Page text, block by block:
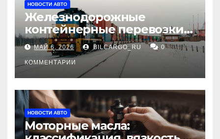
НОВОСТИ АВТО
Железнодорожные
контейнерные перевозки
из Китая в Россию:
маршруты, сроки и
требования
МАЙ 6, 2026 BILCARGO_RU 0
КОММЕНТАРИИ
НОВОСТИ АВТО
Моторные масла: